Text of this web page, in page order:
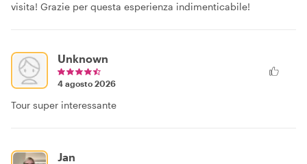
visita! Grazie per questa esperienza indimenticabile!
Unknown
4 agosto 2026
Tour super interessante
Jan